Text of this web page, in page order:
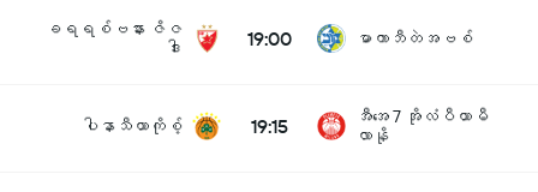
ခရရစ်ဗနား ဇိဇ
ဒါး
19:00 မာကာဘီတဲအဗစ်
ပါနာသီယာကိုစ့် 19:15
အီအေ 7 အိုလံပီယာမီ
လာနို